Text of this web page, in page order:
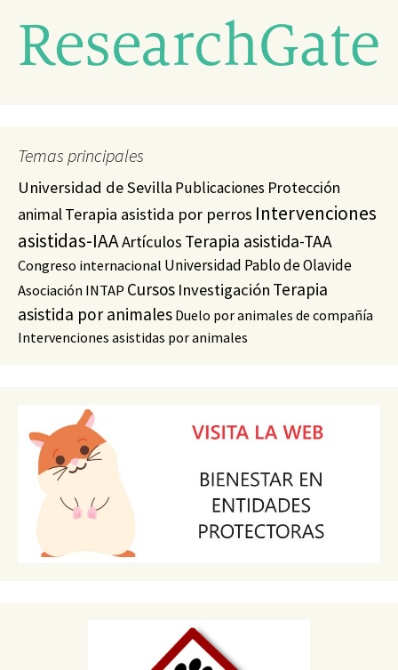
Temas principales
Universidad de Sevilla Publicaciones Protección
animal Terapia asistida por perros Intervenciones
asistidas-IAAArtículos Terapia asistida-TAA
Congreso internacional Universidad Pablo de Olavide
Asociación INTAP Cursos Investigación Terapia
asistida por animales Duelo por animales de compañía
Intervenciones asistidas por animales